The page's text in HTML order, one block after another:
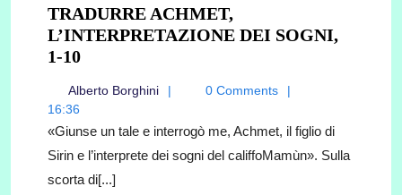
TRADURRE ACHMET,
L’INTERPRETAZIONE DEI SOGNI,
1-10TRADURRE
L’INTERPRETAZIONE
SOGNI,
1-
10
Alberto BorghiniAlberto
0 Comments
16:36
«Giunse un tale e interrogò me, Achmet, il figlio di
Sirin e l’interprete dei sogni del califfoMamùn». Sulla
scorta di[...]